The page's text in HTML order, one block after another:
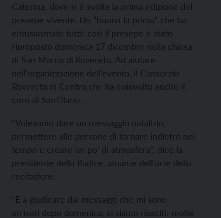
Caterina, dove si è svolta la prima edizione del
presepe vivente. Un “buona la prima” che ha
entusiasmato tutti: così il presepe è stato
riproposto domenica 17 dicembre nella chiesa
di San Marco di Rovereto. Ad aiutare
nell’organizzazione dell’evento, il Consorzio
Rovereto in Centro,che ha coinvolto anche il
coro di Sant’Ilario.
“Volevamo dare un messaggio natalizio,
permettere alle persone di tornare indietro nel
tempo e creare un po’ di atmosfera”, dice la
presidente della Radice, amante dell’arte della
recitazione.
“E a giudicare dai messaggi che mi sono
arrivati dopo domenica, ci siamo riusciti: molte